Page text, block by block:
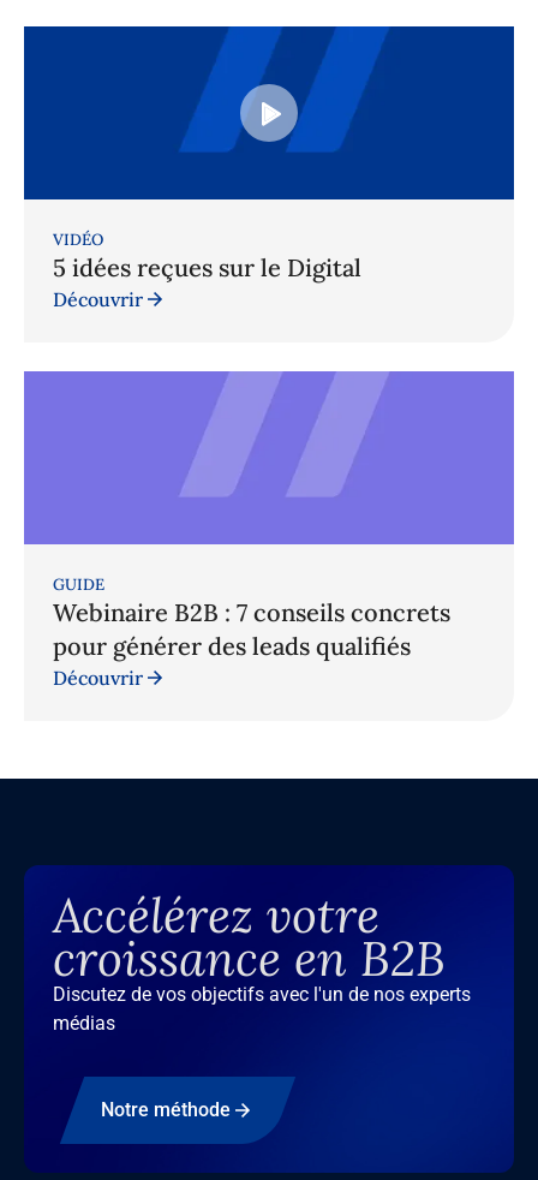
VIDÉO
5 idées reçues sur le Digital
Découvrir
GUIDE
Webinaire B2B : 7 conseils concrets
pour générer des leads qualifiés
Découvrir
Accélérez votre
croissance en B2B
Discutez de vos objectifs avec l'un de nos experts
médias
Notre méthode